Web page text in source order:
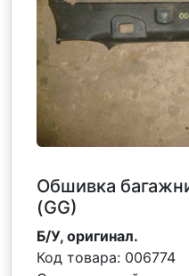
Обшивка
(GG)
Б/У, оригинал.
Код товара: 006774